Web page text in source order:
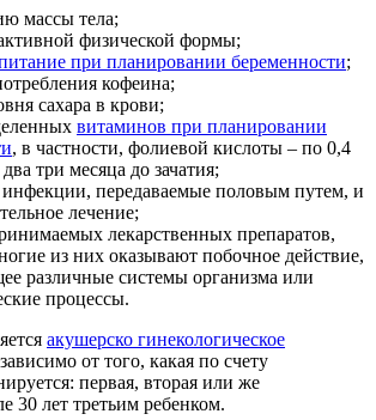
массы тела;
физической формы;
при планировании беременности;
кофеина;
сахара в крови;
витаминов при планировании
, в частности, фолиевой кислоты – по 0,4
три месяца до зачатия;
инфекции, передаваемые половым путем, и
лечение;
лекарственных препаратов,
из них оказывают побочное действие,
различные системы организма или
процессы.
акушерско гинекологическое
от того, какая по счету
первая, вторая или же
30 лет третьим ребенком.